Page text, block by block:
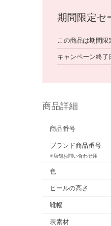
期間限定セ
この商品は期間限
キャンペーン終了
商品詳細
商品番号
ブランド商品番号
※店舗お問い合わせ用
色
ヒールの高さ
靴幅
表素材